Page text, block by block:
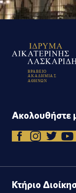
ΒΡΑΒΕΙΟ
ΑΚΑΔΗΜΙΑ Σ
Α ΘΗΝΩΝ
Ακολουθήστε
Κτήριο